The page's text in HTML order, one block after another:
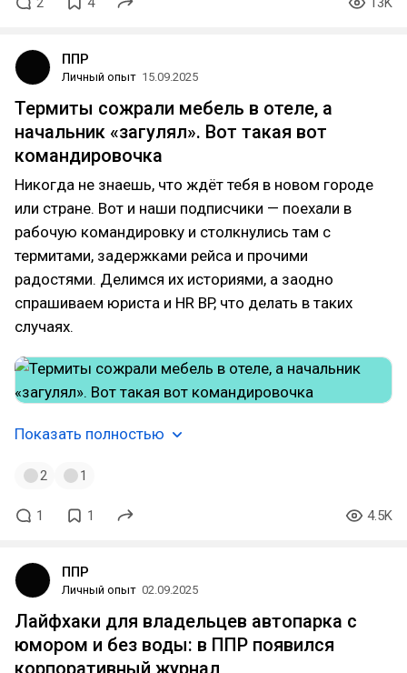
ППР
Личный опыт 15.09.2025
Термиты сожрали мебель в отеле, а
начальник «загулял». Вот такая вот
командировочка
Никогда не знаешь, что ждёт тебя в новом городе
или стране. Вот и наши подписчики — поехали в
рабочую командировку и столкнулись там с
термитами, задержками рейса и прочими
радостями. Делимся их историями, а заодно
спрашиваем юриста и HR BP, что делать в таких
случаях.
Показать полностью
2 1
1 1 4.5K
ППР
Личный опыт 02.09.2025
Лайфхаки для владельцев автопарка с
юмором и без воды: в ППР появился
корпоративный журнал